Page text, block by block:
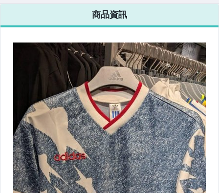
工裝龍頭Carhartt & Dickies
Champion鞋款
KEEN 水陸兩用涼鞋
LIKE、X-CTRL街頭品牌
JOKESTER 街頭服飾
EASTPAK 時尚包款
SVLE 街頭服飾
版 寬鬆 女款 藍
立領 男女款 黑
革 女 白紅
HV5246-100
針織 男款 黑
商品資訊